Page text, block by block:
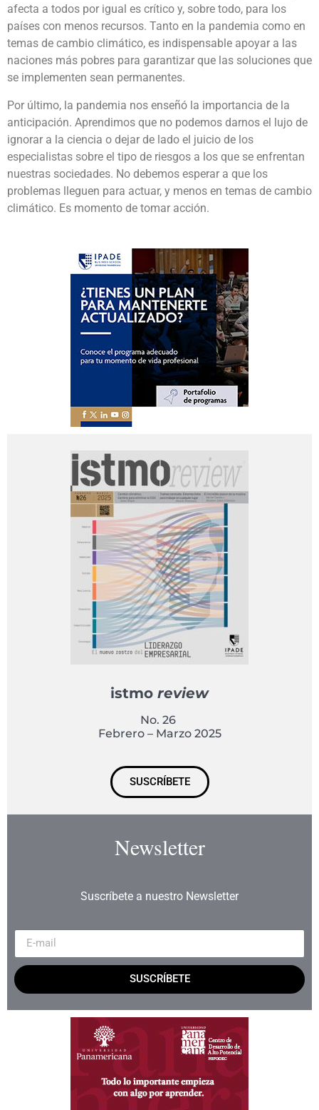
afecta a todos por igual es crítico y, sobre todo, para los
países con menos recursos. Tanto en la pandemia como en
temas de cambio climático, es indispensable apoyar a las
naciones más pobres para garantizar que las soluciones que
se implementen sean permanentes.
Por último, la pandemia nos enseñó la importancia de la
anticipación. Aprendimos que no podemos darnos el lujo de
ignorar a la ciencia o dejar de lado el juicio de los
especialistas sobre el tipo de riesgos a los que se enfrentan
nuestras sociedades. No debemos esperar a que los
problemas lleguen para actuar, y menos en temas de cambio
climático. Es momento de tomar acción.
istmo review
No. 26
Febrero – Marzo 2025
SUSCRÍBETE
Newsletter
Suscríbete a nuestro Newsletter
SUSCRÍBETE